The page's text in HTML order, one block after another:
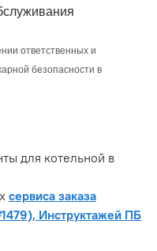
ответственных и
безопасности в
для котельной в
сервиса заказа
Инструктажей ПБ